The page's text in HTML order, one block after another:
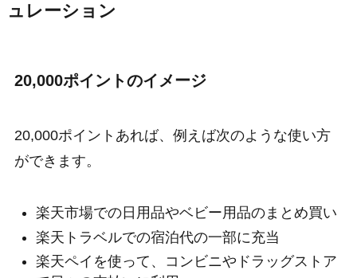
ュレーション
20,000ポイントのイメージ
20,000ポイントあれば、例えば次のような使い方
ができます。
楽天市場での日用品やベビー用品のまとめ買い
楽天トラベルでの宿泊代の一部に充当
楽天ペイを使って、コンビニやドラッグストア